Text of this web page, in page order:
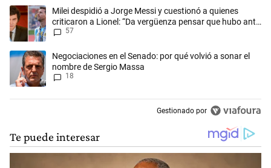
Este listado muestra los artículos con más comentarios en los
Un artículo de tendencia con el título "Milei despidió a Jorge Messi y
Milei despidió a Jorge Messi y cuestionó a quienes
criticaron a Lionel: “Da vergüenza pensar que hubo anti-
Messi”
57
Un artículo de tendencia con el título "Negociaciones en el Senado:
Negociaciones en el Senado: por qué volvió a sonar el
nombre de Sergio Massa
18
Gestionado por